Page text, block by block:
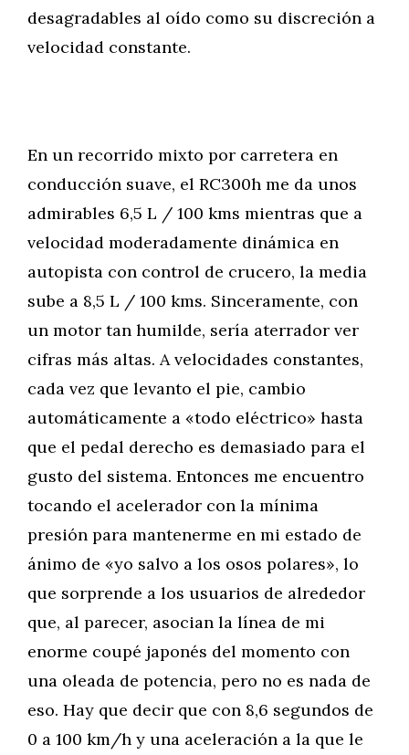
desagradables al oído como su discreción a
velocidad constante.
En un recorrido mixto por carretera en
conducción suave, el RC300h me da unos
admirables 6,5 L / 100 kms mientras que a
velocidad moderadamente dinámica en
autopista con control de crucero, la media
sube a 8,5 L / 100 kms. Sinceramente, con
un motor tan humilde, sería aterrador ver
cifras más altas. A velocidades constantes,
cada vez que levanto el pie, cambio
automáticamente a «todo eléctrico» hasta
que el pedal derecho es demasiado para el
gusto del sistema. Entonces me encuentro
tocando el acelerador con la mínima
presión para mantenerme en mi estado de
ánimo de «yo salvo a los osos polares», lo
que sorprende a los usuarios de alrededor
que, al parecer, asocian la línea de mi
enorme coupé japonés del momento con
una oleada de potencia, pero no es nada de
eso. Hay que decir que con 8,6 segundos de
0 a 100 km/h y una aceleración a la que le